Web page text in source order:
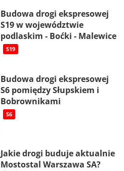
Budowa drogi ekspresowej
S19 w województwie
podlaskim - Boćki - Malewice
S19
Budowa drogi ekspresowej
S6 pomiędzy Słupskiem i
Bobrownikami
S6
Jakie drogi buduje aktualnie
Mostostal Warszawa SA?